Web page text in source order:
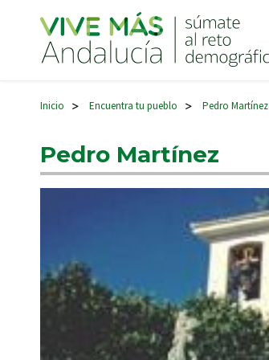
Navegación principal
Inicio > Encuentra tu pueblo > Pedro Martínez
Pedro Martínez